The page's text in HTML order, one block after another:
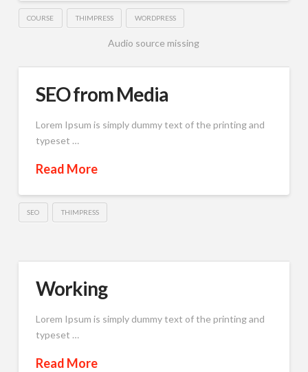
COURSE THIMPRESS WORDPRESS
Audio source missing
SEO from Media
Lorem Ipsum is simply dummy text of the printing and
typeset …
Read More
SEO THIMPRESS
Working
Lorem Ipsum is simply dummy text of the printing and
typeset …
Read More